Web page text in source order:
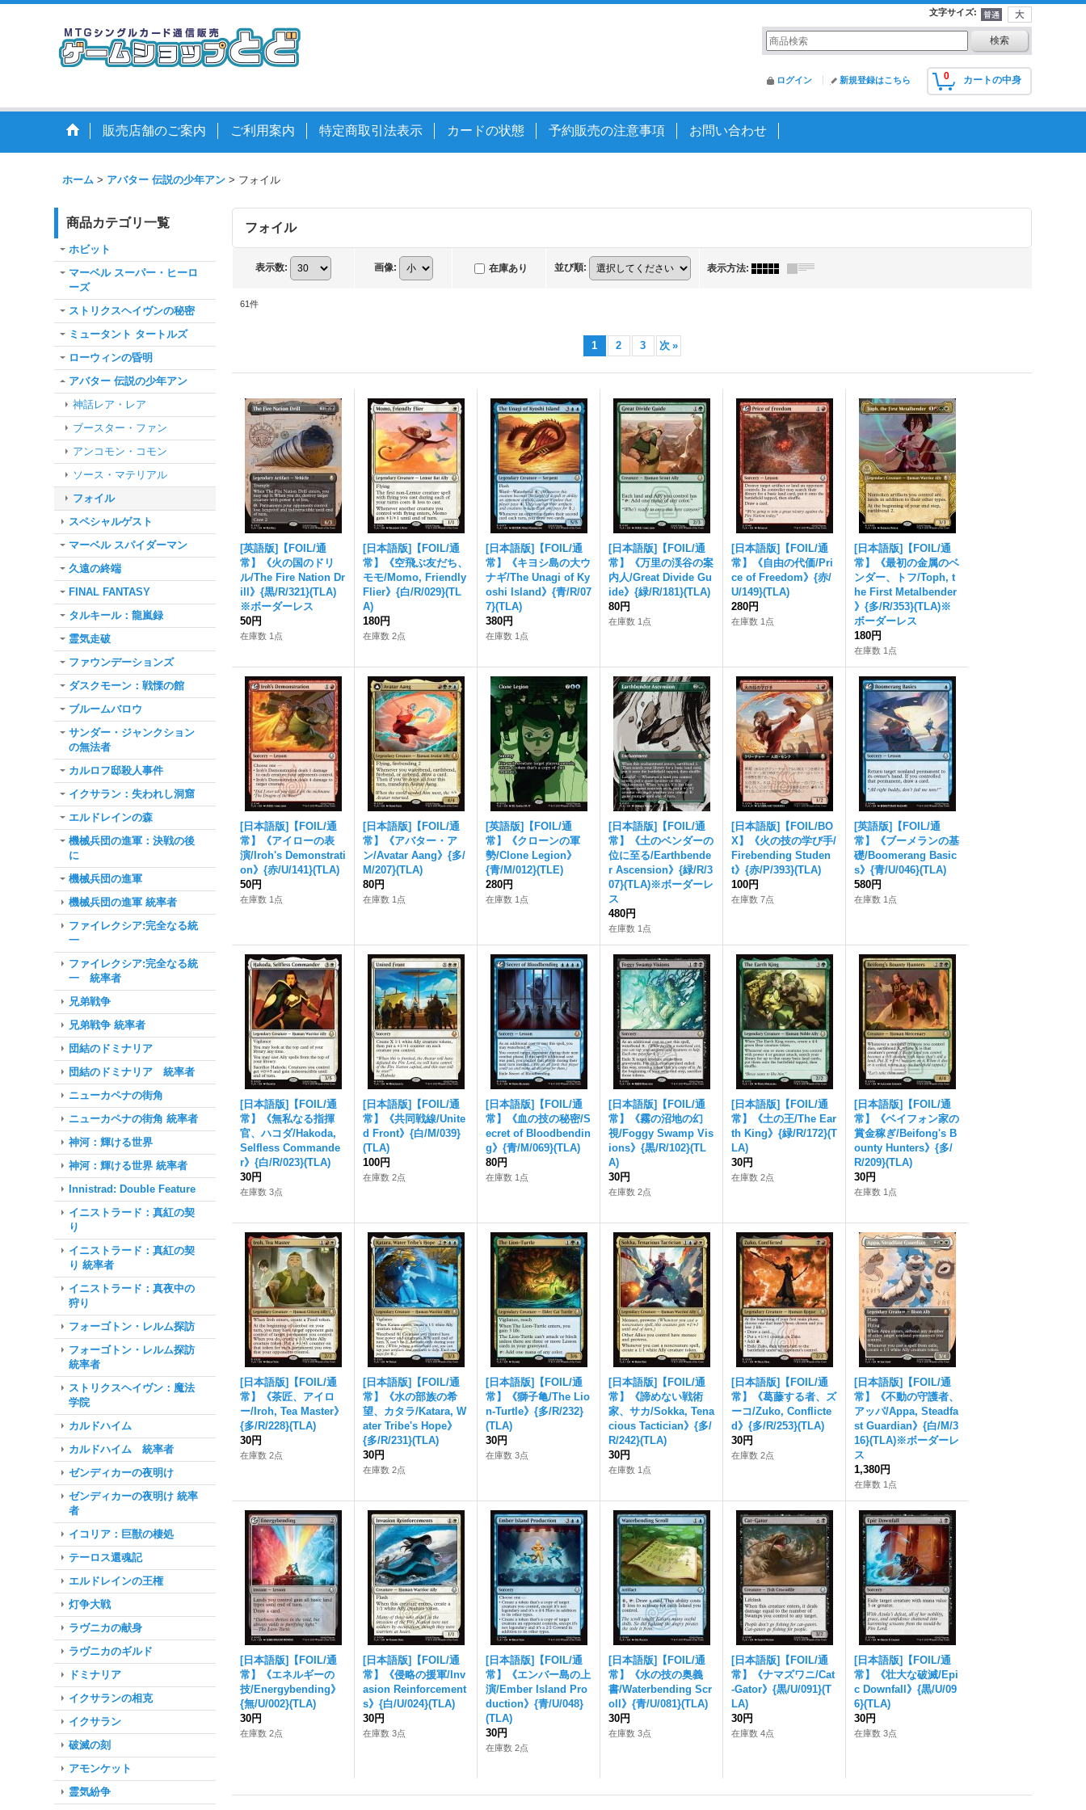
文字サイズ:
0 カートの中身
ログイン 新規登録はこちら
販売店舗のご案内 ご利用案内 特定商取引法表示 カードの状態 予約販売の注意事項 お問い合わせ
ホーム > アバター 伝説の少年アン > フォイル
商品カテゴリ一覧
ホビット
マーベル スーパー・ヒーロ
ーズ
ストリクスヘイヴンの秘密
ミュータント タートルズ
ローウィンの昏明
アバター 伝説の少年アン
神話レア・レア
ブースター・ファン
アンコモン・コモン
ソース・マテリアル
フォイル
スペシャルゲスト
マーベル スパイダーマン
久遠の終端
FINAL FANTASY
タルキール：龍嵐録
霊気走破
ファウンデーションズ
ダスクモーン：戦慄の館
ブルームバロウ
サンダー・ジャンクション
の無法者
カルロフ邸殺人事件
イクサラン：失われし洞窟
エルドレインの森
機械兵団の進軍：決戦の後
に
機械兵団の進軍
機械兵団の進軍 統率者
ファイレクシア:完全なる統
一
ファイレクシア:完全なる統
一 統率者
兄弟戦争
兄弟戦争 統率者
団結のドミナリア
団結のドミナリア 統率者
ニューカペナの街角
ニューカペナの街角 統率者
神河：輝ける世界
神河：輝ける世界 統率者
Innistrad: Double Feature
イニストラード：真紅の契
り
イニストラード：真紅の契
り 統率者
イニストラード：真夜中の
狩り
フォーゴトン・レルム探訪
フォーゴトン・レルム探訪
統率者
ストリクスヘイヴン：魔法
学院
カルドハイム
カルドハイム 統率者
ゼンディカーの夜明け
ゼンディカーの夜明け 統率
者
イコリア：巨獣の棲処
テーロス還魂記
エルドレインの王権
灯争大戦
ラヴニカの献身
ラヴニカのギルド
ドミナリア
イクサランの相克
イクサラン
破滅の刻
アモンケット
霊気紛争
フォイル
表示数: 画像: 在庫あり 並び順: 表示方法:
61件
1 2 3 次 »
[英語版]【FOIL/通
常】《火の国のドリ
ル/The Fire Nation Dr
ill》{黒/R/321}(TLA)
※ボーダーレス
50円
在庫数 1点
[日本語版]【FOIL/通
常】《空飛ぶ友だち、
モモ/Momo, Friendly
Flier》{白/R/029}(TL
A)
180円
在庫数 2点
[日本語版]【FOIL/通
常】《キヨシ島の大ウ
ナギ/The Unagi of Ky
oshi Island》{青/R/07
7}(TLA)
380円
在庫数 1点
[日本語版]【FOIL/通
常】《万里の渓谷の案
内人/Great Divide Gu
ide》{緑/R/181}(TLA)
80円
在庫数 1点
[日本語版]【FOIL/通
常】《自由の代価/Pri
ce of Freedom》{赤/
U/149}(TLA)
280円
在庫数 1点
[日本語版]【FOIL/通
常】《最初の金属のベ
ンダー、トフ/Toph, t
he First Metalbender
》{多/R/353}(TLA)※
ボーダーレス
180円
在庫数 1点
[日本語版]【FOIL/通
常】《アイローの表
演/Iroh's Demonstrati
on》{赤/U/141}(TLA)
50円
在庫数 1点
[日本語版]【FOIL/通
常】《アバター・ア
ン/Avatar Aang》{多/
M/207}(TLA)
80円
在庫数 1点
[英語版]【FOIL/通
常】《クローンの軍
勢/Clone Legion》
{青/M/012}(TLE)
280円
在庫数 1点
[日本語版]【FOIL/通
常】《土のベンダーの
位に至る/Earthbende
r Ascension》{緑/R/3
07}(TLA)※ボーダーレ
ス
480円
在庫数 1点
[日本語版]【FOIL/BO
X】《火の技の学び手/
Firebending Studen
t》{赤/P/393}(TLA)
100円
在庫数 7点
[英語版]【FOIL/通
常】《ブーメランの基
礎/Boomerang Basic
s》{青/U/046}(TLA)
580円
在庫数 1点
[日本語版]【FOIL/通
常】《無私なる指揮
官、ハコダ/Hakoda,
Selfless Commande
r》{白/R/023}(TLA)
30円
在庫数 3点
[日本語版]【FOIL/通
常】《共同戦線/Unite
d Front》{白/M/039}
(TLA)
100円
在庫数 2点
[日本語版]【FOIL/通
常】《血の技の秘密/S
ecret of Bloodbendin
g》{青/M/069}(TLA)
80円
在庫数 1点
[日本語版]【FOIL/通
常】《霧の沼地の幻
視/Foggy Swamp Vis
ions》{黒/R/102}(TL
A)
30円
在庫数 2点
[日本語版]【FOIL/通
常】《土の王/The Ear
th King》{緑/R/172}(T
LA)
30円
在庫数 2点
[日本語版]【FOIL/通
常】《ベイフォン家の
賞金稼ぎ/Beifong's B
ounty Hunters》{多/
R/209}(TLA)
30円
在庫数 1点
[日本語版]【FOIL/通
常】《茶匠、アイロ
ー/Iroh, Tea Master》
{多/R/228}(TLA)
30円
在庫数 2点
[日本語版]【FOIL/通
常】《水の部族の希
望、カタラ/Katara, W
ater Tribe's Hope》
{多/R/231}(TLA)
30円
在庫数 2点
[日本語版]【FOIL/通
常】《獅子亀/The Lio
n-Turtle》{多/R/232}
(TLA)
30円
在庫数 3点
[日本語版]【FOIL/通
常】《諦めない戦術
家、サカ/Sokka, Tena
cious Tactician》{多/
R/242}(TLA)
30円
在庫数 1点
[日本語版]【FOIL/通
常】《葛藤する者、ズ
ーコ/Zuko, Conflicte
d》{多/R/253}(TLA)
30円
在庫数 2点
[日本語版]【FOIL/通
常】《不動の守護者、
アッパ/Appa, Steadfa
st Guardian》{白/M/3
16}(TLA)※ボーダーレ
ス
1,380円
在庫数 1点
[日本語版]【FOIL/通
常】《エネルギーの
技/Energybending》
{無/U/002}(TLA)
30円
在庫数 2点
[日本語版]【FOIL/通
常】《侵略の援軍/Inv
asion Reinforcement
s》{白/U/024}(TLA)
30円
在庫数 3点
[日本語版]【FOIL/通
常】《エンバー島の上
演/Ember Island Pro
duction》{青/U/048}
(TLA)
30円
在庫数 2点
[日本語版]【FOIL/通
常】《水の技の奥義
書/Waterbending Scr
oll》{青/U/081}(TLA)
30円
在庫数 3点
[日本語版]【FOIL/通
常】《ナマズワニ/Cat
-Gator》{黒/U/091}(T
LA)
30円
在庫数 4点
[日本語版]【FOIL/通
常】《壮大な破滅/Epi
c Downfall》{黒/U/09
6}(TLA)
30円
在庫数 3点